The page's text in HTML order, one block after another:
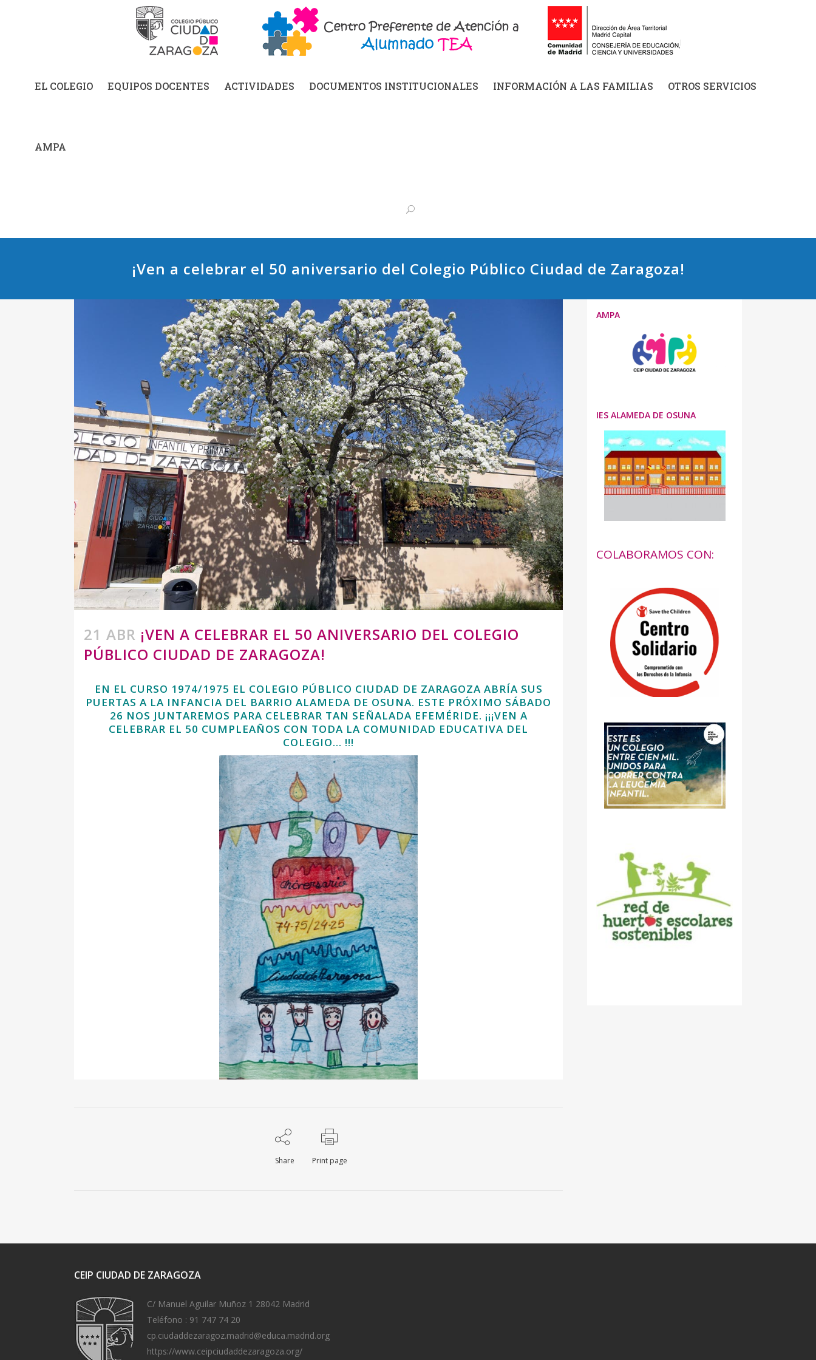
EL COLEGIO EQUIPOS DOCENTES ACTIVIDADES DOCUMENTOS INSTITUCIONALES INFORMACIÓN A LAS FAMILIAS OTROS SERVICIOS
AMPA
¡Ven a celebrar el 50 aniversario del Colegio Público Ciudad de Zaragoza!
21 ABR ¡VEN A CELEBRAR EL 50 ANIVERSARIO DEL COLEGIO
PÚBLICO CIUDAD DE ZARAGOZA!
EN EL CURSO 1974/1975 EL COLEGIO PÚBLICO CIUDAD DE ZARAGOZA ABRÍA SUS
PUERTAS A LA INFANCIA DEL BARRIO ALAMEDA DE OSUNA. ESTE PRÓXIMO SÁBADO
26 NOS JUNTAREMOS PARA CELEBRAR TAN SEÑALADA EFEMÉRIDE. ¡¡¡VEN A
CELEBRAR EL 50 CUMPLEAÑOS CON TODA LA COMUNIDAD EDUCATIVA DEL
COLEGIO… !!!
Share Print page
AMPA
IES ALAMEDA DE OSUNA
COLABORAMOS CON:
CEIP CIUDAD DE ZARAGOZA
C/ Manuel Aguilar Muñoz 1 28042 Madrid
Teléfono : 91 747 74 20
cp.ciudaddezaragoz.madrid@educa.madrid.org
https://www.ceipciudaddezaragoza.org/